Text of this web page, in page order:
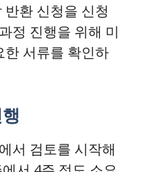
환 신청을 신청
정 진행을 위해 미
한 서류를 확인하
서 검토를 시작해